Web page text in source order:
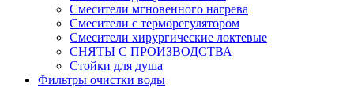
Смесители мгновенного нагрева
Смесители с терморегулятором
Смесители хирургические локтевые
СНЯТЫ С ПРОИЗВОДСТВА
Стойки для душа
Фильтры очистки воды